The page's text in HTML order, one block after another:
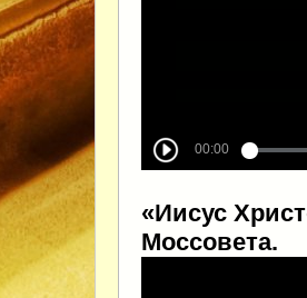
«Иисус
Моссовета.